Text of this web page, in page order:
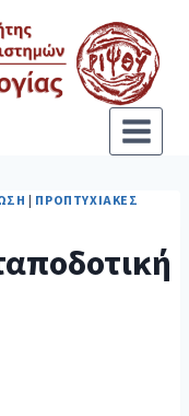
| ΠΡΟΠΤΥΧΙΑΚΈΣ